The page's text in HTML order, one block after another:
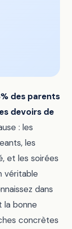
des parents
devoirs de
: les
les
et les soirées
véritable
dans
la bonne
concrètes